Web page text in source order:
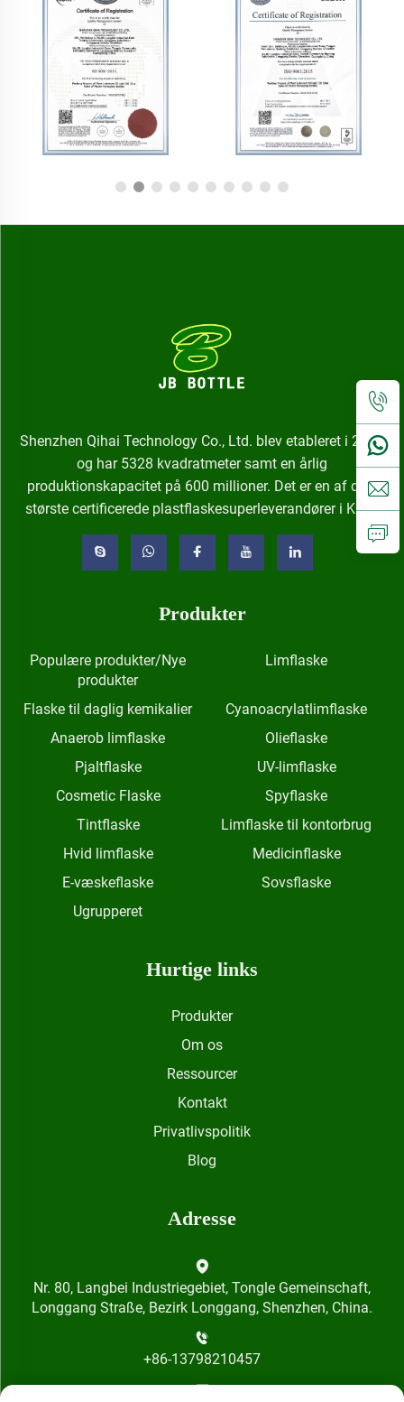
Shenzhen Qihai Technology Co., Ltd. blev etableret i 2002
og har 5328 kvadratmeter samt en årlig
produktionskapacitet på 600 millioner. Det er en af de ti
største certificerede plastflaskesuperleverandører i Kina.
Produkter
Populære produkter/Nye
produkter
Limflaske
Flaske til daglig kemikalier
Cyanoacrylatlimflaske
Anaerob limflaske
Olieflaske
Pjaltflaske
UV-limflaske
Cosmetic Flaske
Spyflaske
Tintflaske
Limflaske til kontorbrug
Hvid limflaske
Medicinflaske
E-væskeflaske
Sovsflaske
Ugrupperet
Hurtige links
Produkter
Om os
Ressourcer
Kontakt
Privatlivspolitik
Blog
Adresse
Nr. 80, Langbei Industriegebiet, Tongle Gemeinschaft,
Longgang Straße, Bezirk Longgang, Shenzhen, China.
+86-13798210457